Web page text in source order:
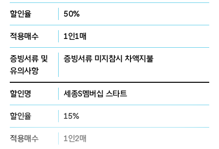
할인율 50%
적용매수 1인1매
증빙서류 및
유의사항
증빙서류 미지참시 차액지불
할인명 세종S멤버십 스타트
할인율 15%
적용매수 1인2매